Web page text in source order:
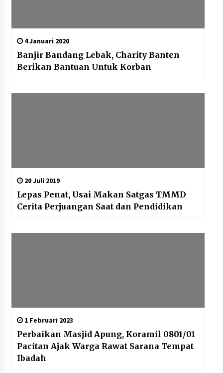
4 Januari 2020
Banjir Bandang Lebak, Charity Banten
Berikan Bantuan Untuk Korban
20 Juli 2019
Lepas Penat, Usai Makan Satgas TMMD
Cerita Perjuangan Saat dan Pendidikan
1 Februari 2023
Perbaikan Masjid Apung, Koramil 0801/01
Pacitan Ajak Warga Rawat Sarana Tempat
Ibadah